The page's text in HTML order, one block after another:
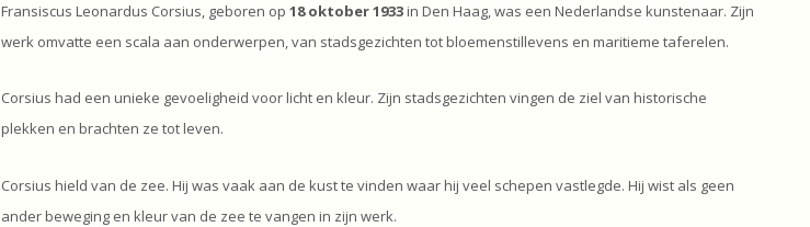
Fransiscus Leonardus Corsius, geboren op18 oktober 1933in Den Haag, was een Nederlandse kunstenaar. Zijn
werk omvatte een scala aan onderwerpen, van stadsgezichten tot bloemenstillevens en maritieme taferelen.
Corsius had een unieke gevoeligheid voor licht en kleur. Zijn stadsgezichten vingen de ziel van historische
plekken en brachten ze tot leven.
Corsius hield van de zee. Hij was vaak aan de kust te vinden waar hij veel schepen vastlegde. Hij wist als geen
ander beweging en kleur van de zee te vangen in zijn werk.